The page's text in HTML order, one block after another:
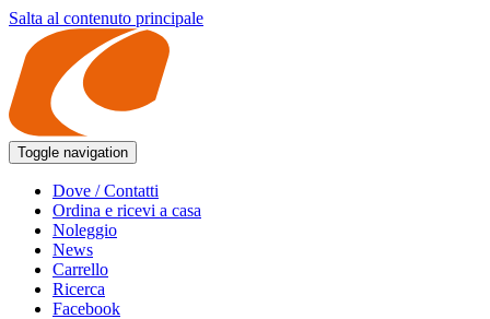
Salta al contenuto principale
Toggle navigation
Dove / Contatti
Ordina e ricevi a casa
Noleggio
News
Carrello
Ricerca
Facebook